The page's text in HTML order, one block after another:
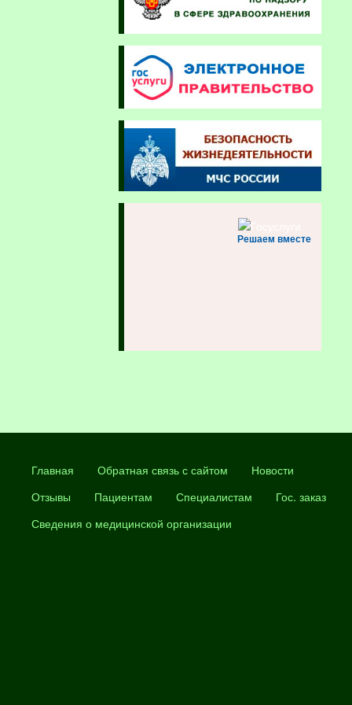
Решаем вместе
Главная Обратная связь с сайтом
Новости
Отзывы
Пациентам Специалистам
Гос. заказ
Сведения о медицинской организации